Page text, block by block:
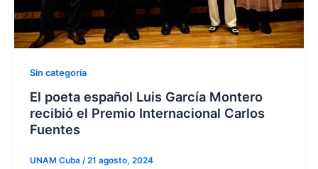
Sin categoría
El poeta español Luis García Montero
recibió el Premio Internacional Carlos
Fuentes
UNAM Cuba /21 agosto, 2024